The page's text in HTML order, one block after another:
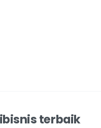
terbaik